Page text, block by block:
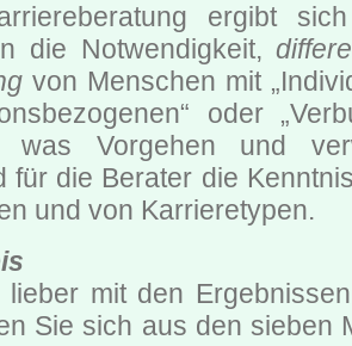
ergibt
die Notwendigkeit,
von Menschen mit
oder
was Vorgehen und
für die Berater die
und von Karrieretypen.
lieber mit den
Sie sich aus den sieben